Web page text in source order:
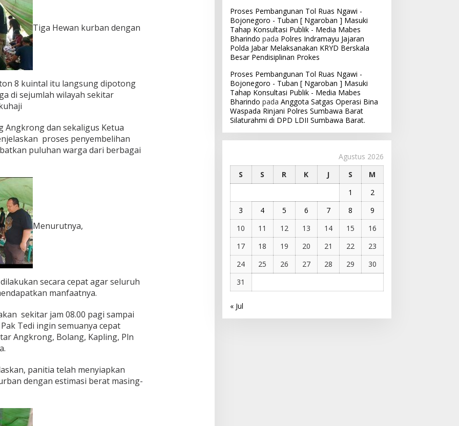
Tiga Hewan kurban dengan
8 kuintal itu langsung dipotong
di sejumlah wilayah sekitar
Angkrong dan sekaligus Ketua
proses penyembelihan
puluhan warga dari berbagai
Menurutnya,
secara cepat agar seluruh
manfaatnya.
sekitar jam 08.00 pagi sampai
Tedi ingin semuanya cepat
Angkrong, Bolang, Kapling, Pln
panitia telah menyiapkan
dengan estimasi berat masing-
Proses Pembangunan Tol Ruas Ngawi -
Bojonegoro - Tuban [ Ngaroban ] Masuki
Tahap Konsultasi Publik - Media Mabes
Bharindo pada Polres Indramayu Jajaran
Polda Jabar Melaksanakan KRYD Berskala
Besar Pendisiplinan Prokes
Proses Pembangunan Tol Ruas Ngawi -
Bojonegoro - Tuban [ Ngaroban ] Masuki
Tahap Konsultasi Publik - Media Mabes
Bharindo pada Anggota Satgas Operasi Bina
Waspada Rinjani Polres Sumbawa Barat
Silaturahmi di DPD LDII Sumbawa Barat.
Agustus 2026
S
S R K J S
M
1
2
3
4 5 6 7 8
9
10
11 12 13 14 15
16
17
18 19 20 21 22
23
24
25 26 27 28 29
30
31
« Jul